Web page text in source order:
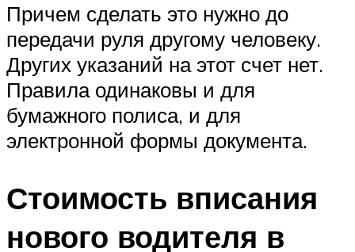
Причем сделать это нужно до
передачи руля другому человеку.
Других указаний на этот счет нет.
Правила одинаковы и для
бумажного полиса, и для
электронной формы документа.
Стоимость вписания
нового водителя в